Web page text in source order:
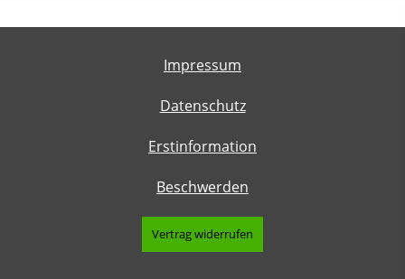
Impressum
Datenschutz
Erstinformation
Beschwerden
Vertrag widerrufen